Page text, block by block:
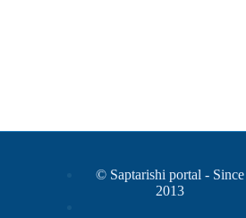
© Saptarishi portal - Since
2013